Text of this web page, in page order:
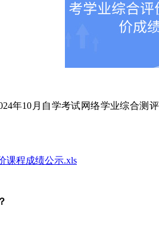
年10月自学考试网络学业综合测
课程成绩公示.xls